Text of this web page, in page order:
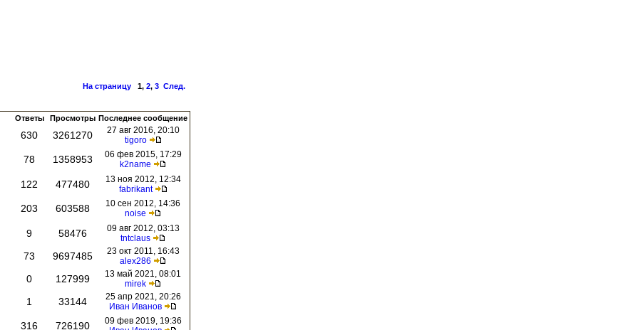
На страницу 1, 2, 3 След.
Ответы Просмотры Последнее сообщение
630 3261270
27 авг 2016, 20:10
tigoro
78 1358953
06 фев 2015, 17:29
k2name
122 477480
13 ноя 2012, 12:34
fabrikant
203 603588
10 сен 2012, 14:36
noise
9 58476
09 авг 2012, 03:13
tntclaus
73 9697485
23 окт 2011, 16:43
alex286
0 127999
13 май 2021, 08:01
mirek
1 33144
25 апр 2021, 20:26
Иван Иванов
316 726190
09 фев 2019, 19:36